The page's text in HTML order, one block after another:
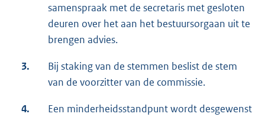
samenspraak met de secretaris met gesloten
deuren over het aan het bestuursorgaan uit te
brengen advies.
3.
Bij staking van de stemmen beslist de stem
van de voorzitter van de commissie.
4.
Een minderheidsstandpunt wordt desgewenst